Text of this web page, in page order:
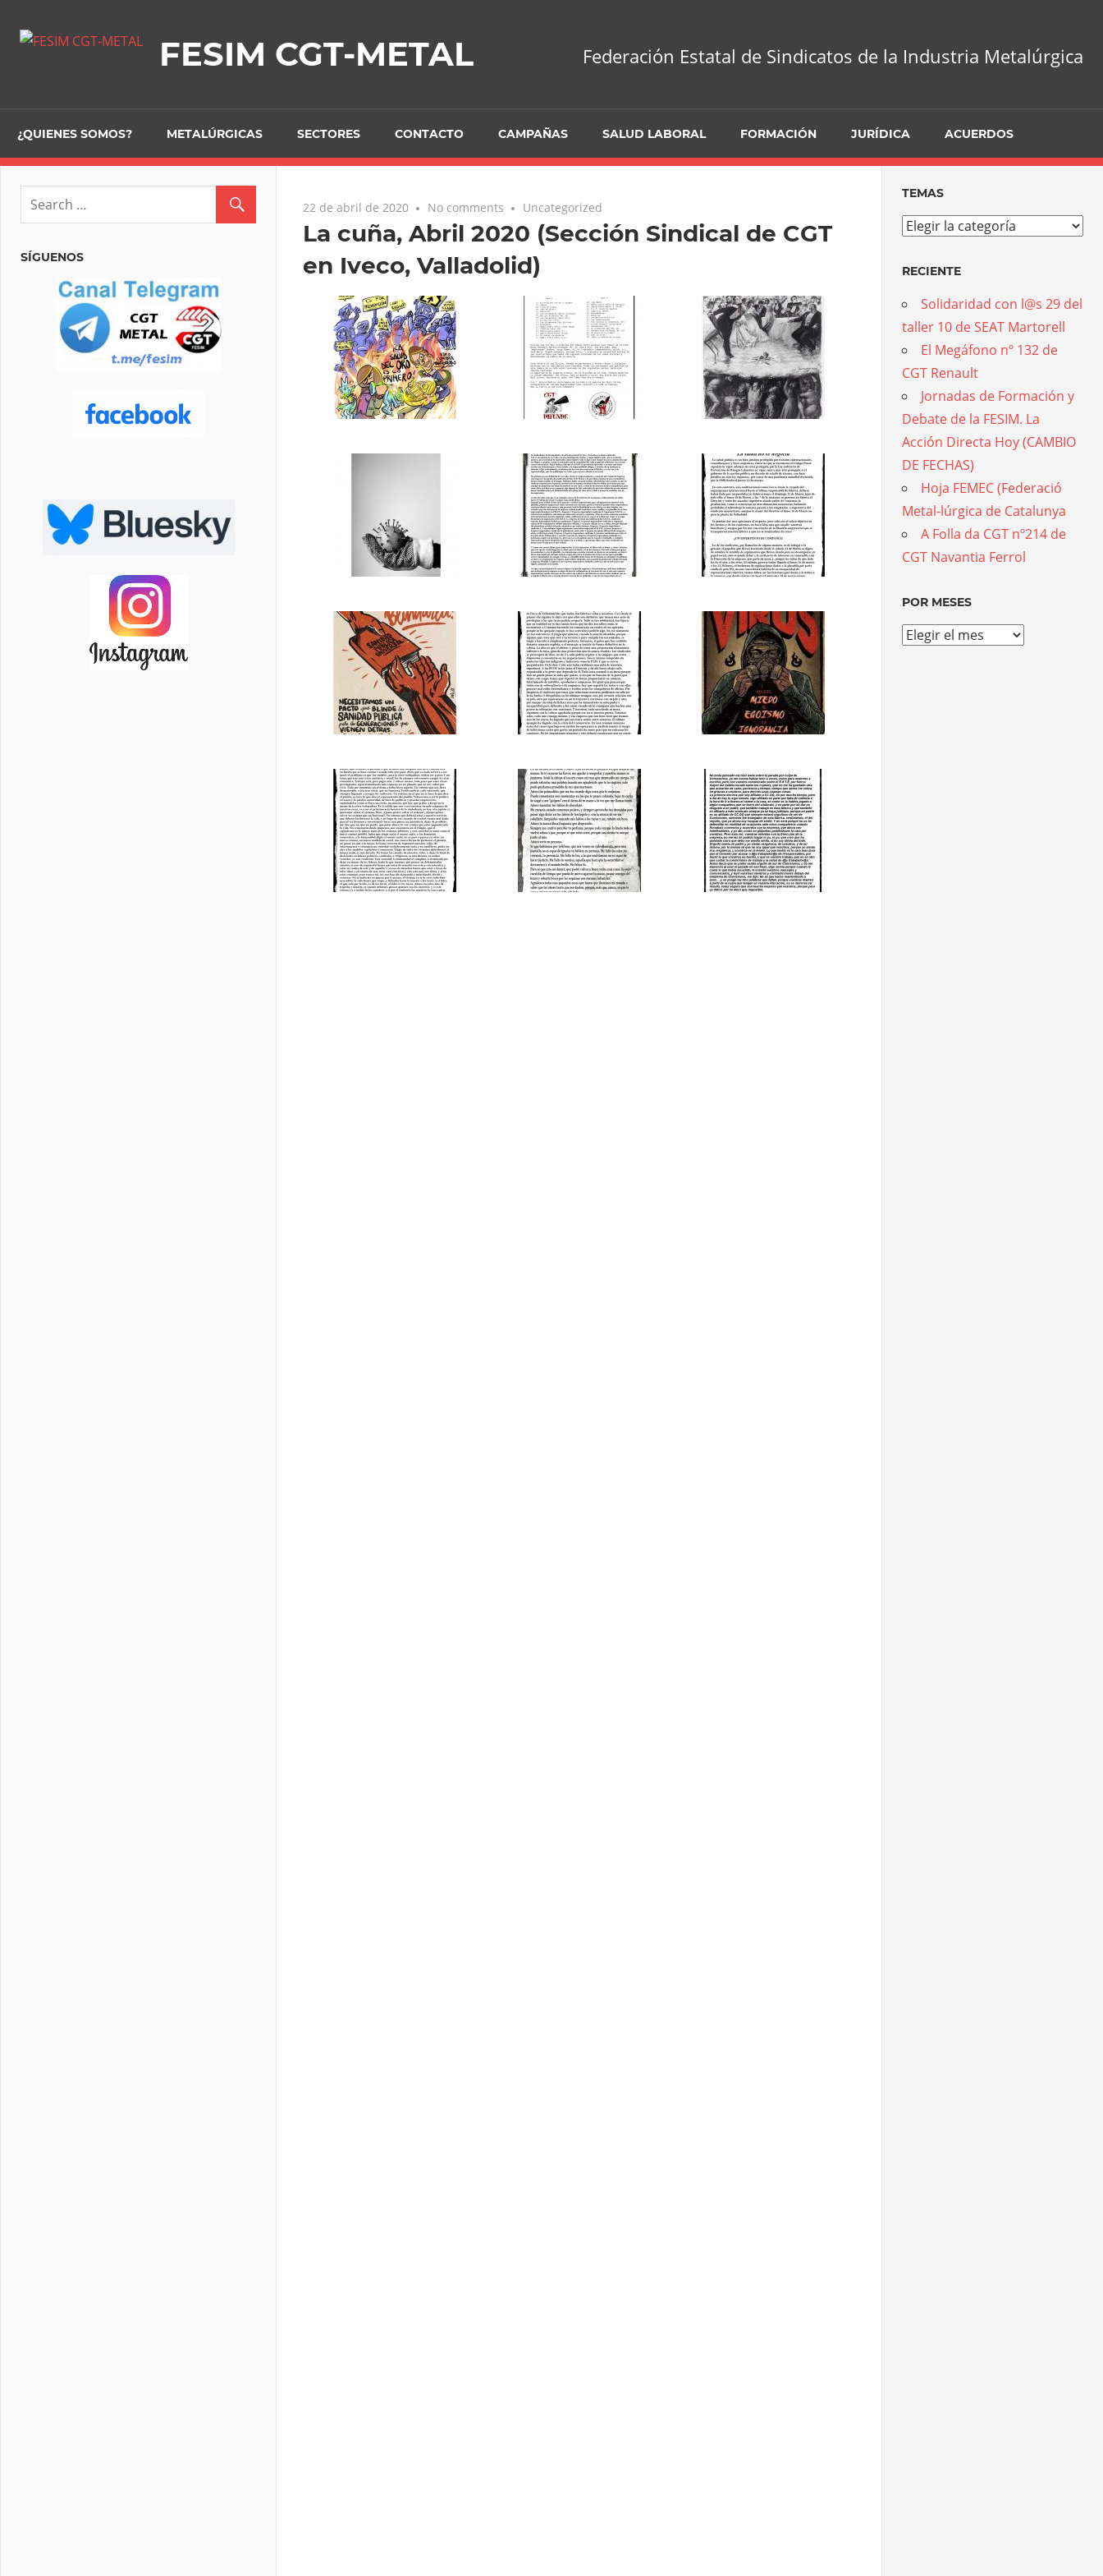
FESIM CGT-METAL Federación Estatal de Sindicatos de la Industria Metalúrgica
¿QUIENES SOMOS? METALÚRGICAS SECTORES CONTACTO CAMPAÑAS SALUD LABORAL FORMACIÓN JURÍDICA ACUERDOS
22 de abril de 2020 No comments Uncategorized
La cuña, Abril 2020 (Sección Sindical de CGT
en Iveco, Valladolid)
SÍGUENOS
TEMAS
Temas
RECIENTE
Solidaridad con l@s 29 del
taller 10 de SEAT Martorell
El Megáfono nº 132 de
CGT Renault
Jornadas de Formación y
Debate de la FESIM. La
Acción Directa Hoy (CAMBIO
DE FECHAS)
Hoja FEMEC (Federació
Metal-lúrgica de Catalunya
A Folla da CGT nº214 de
CGT Navantia Ferrol
POR MESES
Por